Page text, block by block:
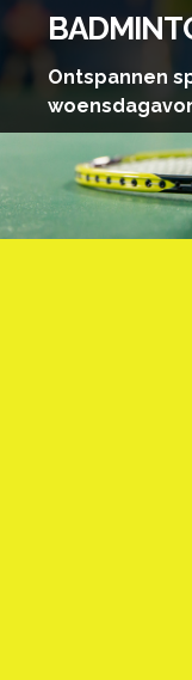
Skip
to
contentOntspannen